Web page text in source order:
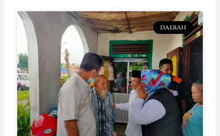
DAERAH